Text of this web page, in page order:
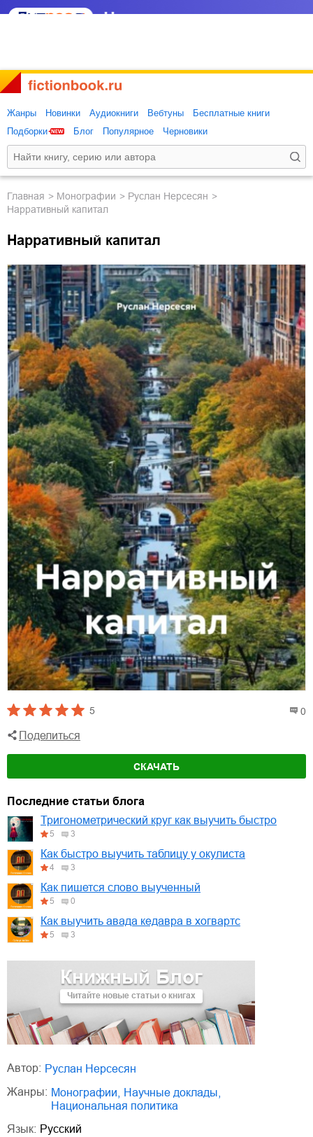
Жанры Новинки Аудиокниги Вебтуны
Бесплатные книги
Подборки
Блог Популярное Черновики
Главная монографии
Руслан Нерсесян
Нарративный капитал
Нарративный капитал
5 0
Поделиться
СКАЧАТЬ
Книжный Блог
Читайте новые статьи о книгах
Последние статьи блога
Тригонометрический круг как выучить быстро
5 3
Как быстро выучить таблицу у окулиста
4 3
Как пишется слово выученный
5 0
Как выучить авада кедавра в хогвартс
5 3
Автор:
Руслан Нерсесян
Жанры:
монографии научные доклады
национальная политика
Язык: Русский